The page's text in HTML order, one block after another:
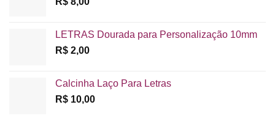
LETRAS Dourada para Personalização 10mm
R$ 2,00
Calcinha Laço Para Letras
R$ 10,00